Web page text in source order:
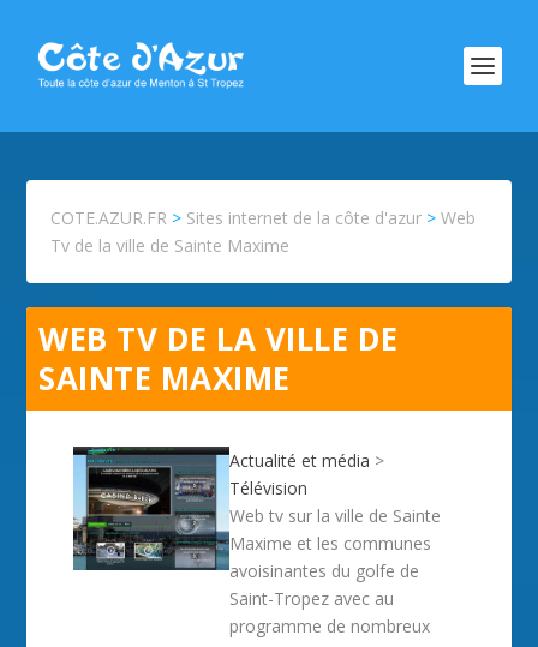
COTE.AZUR.FR > Sites internet de la côte d'azur >Web
Tv de la ville de Sainte Maxime
WEB TV DE LA VILLE DE
SAINTE MAXIME
Actualité et média >
Télévision
Web tv sur la ville de Sainte
Maxime et les communes
avoisinantes du golfe de
Saint-Tropez avec au
programme de nombreux